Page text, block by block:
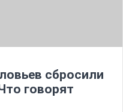
сбросили
говорят